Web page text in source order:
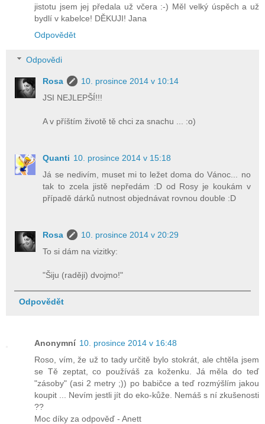
jistotu jsem jej předala už včera :-) Měl velký úspěch a už
bydlí v kabelce! DĚKUJI! Jana
Odpovědět
Odpovědi
Rosa
10. prosince 2014 v 10:14
JSI NEJLEPŠÍ!!!
A v příštím životě tě chci za snachu ... :o)
Quanti 10. prosince 2014 v 15:18
Já se nedivím, muset mi to ležet doma do Vánoc... no
tak to zcela jistě nepředám :D od Rosy je koukám v
případě dárků nutnost objednávat rovnou double :D
Rosa
10. prosince 2014 v 20:29
To si dám na vizitky:
"Šiju (raději) dvojmo!"
Odpovědět
Anonymní 10. prosince 2014 v 16:48
Roso, vím, že už to tady určitě bylo stokrát, ale chtěla jsem
se Tě zeptat, co používáš za koženku. Já měla do teď
"zásoby" (asi 2 metry ;)) po babičce a teď rozmýšlím jakou
koupit ... Nevím jestli jít do eko-kůže. Nemáš s ní zkušenosti
??
Moc díky za odpověď - Anett